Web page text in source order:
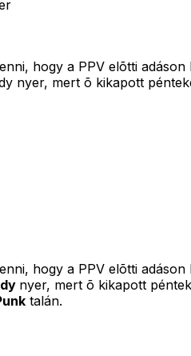
hogy a PPV elõtti
nyer, mert õ kikapott
hogy a PPV elõtti
nyer, mert õ kikapott
talán.